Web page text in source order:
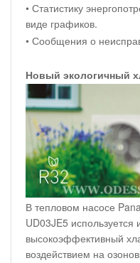
• Статистику
виде графиков.
• Сообщения о
Новый экологичный
В тепловом насосе
UD03JE5
высокоэффективный
воздействием на